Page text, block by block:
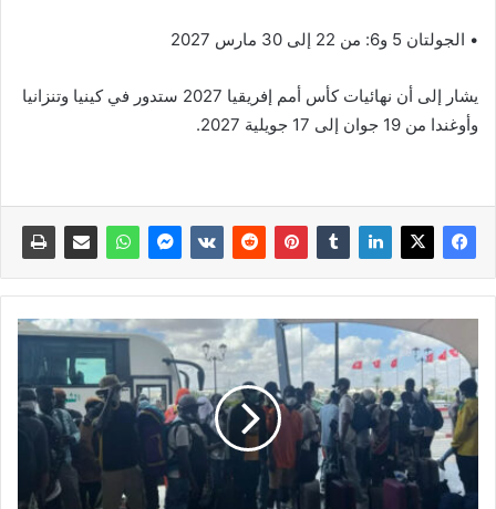
• الجولتان 5 و6: من 22 إلى 30 مارس 2027
يشار إلى أن نهائيات كأس أمم إفريقيا 2027 ستدور في كينيا وتنزانيا
وأوغندا من 19 جوان إلى 17 جويلية 2027.